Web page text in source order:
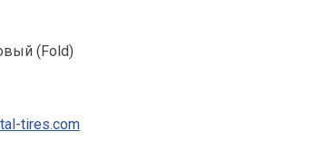
(Fold)
tires.com